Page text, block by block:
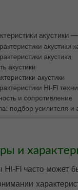
акустики
акустики
акустики
акустики
акустики
Hi-Fi
и сопротивление
подбор усилителя и
и
Hi-Fi часто может